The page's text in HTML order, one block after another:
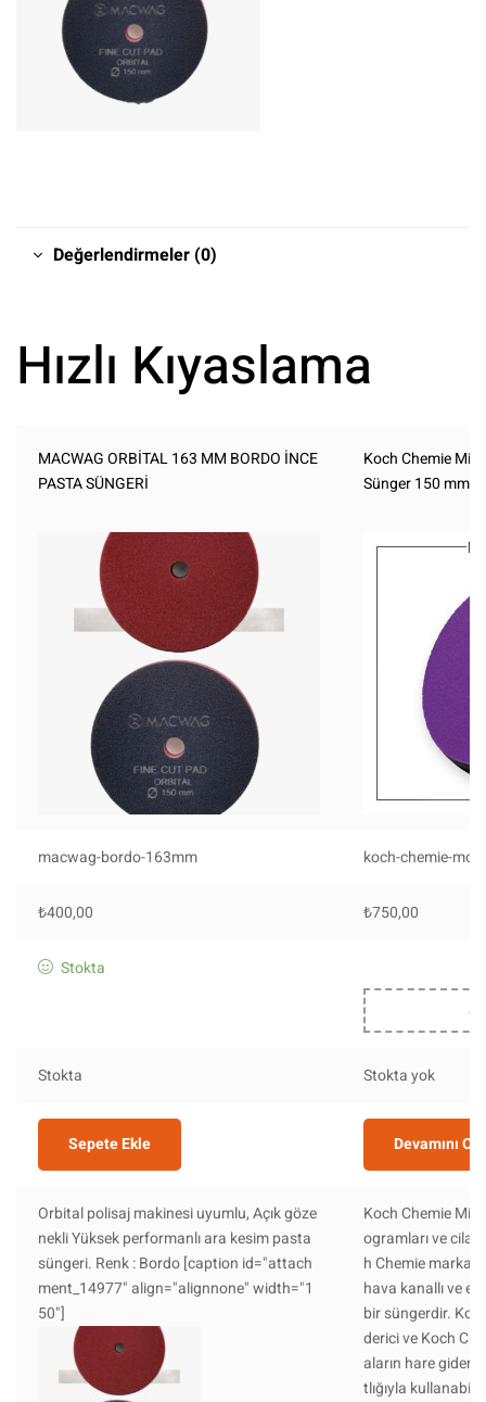
Değerlendirmeler (0)
Hızlı Kıyaslama
MACWAG ORBİTAL 163 MM BORDO İNCE
PASTA SÜNGERİ
Koch Chemie
Sünger 150 mm
macwag-bordo-163mm koch-chemie-mc-
₺400,00 ₺750,00
Stokta
Stokta Stokta yok
Sepete Ekle Devamını
Orbital polisaj makinesi uyumlu, Açık göze
nekli Yüksek performanlı ara kesim pasta
süngeri. Renk : Bordo [caption id="attach
ment_14977" align="alignnone" width="1
50"]
Koch Chemie
ogramları ve cila
h Chemie
hava kanallı ve
bir süngerdir.
derici ve Koch
aların hare
tlığıyla